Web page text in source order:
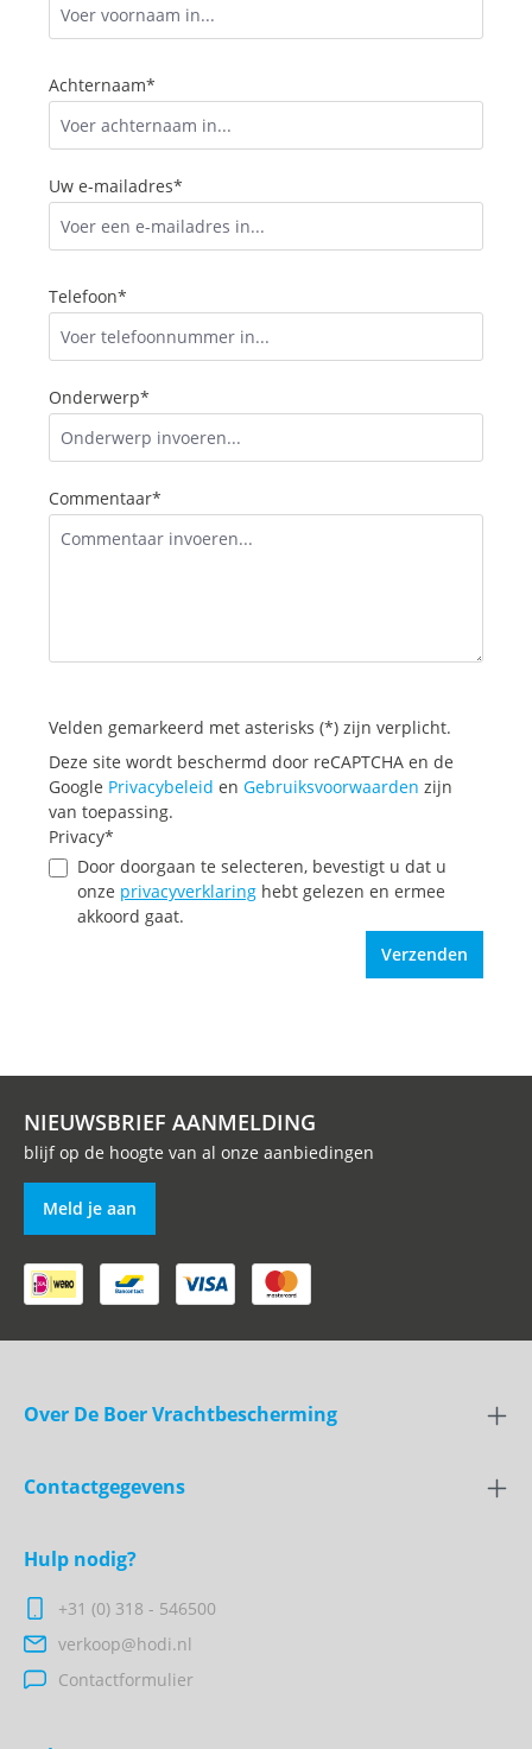
Achternaam*
Uw e-mailadres*
Telefoon*
Onderwerp*
Commentaar*
Velden gemarkeerd met asterisks (*) zijn verplicht.
Deze site wordt beschermd door reCAPTCHA en de
Google Privacybeleid en Gebruiksvoorwaarden zijn
van toepassing.
Privacy*
Door doorgaan te selecteren, bevestigt u dat u
onze privacyverklaring hebt gelezen en ermee
akkoord gaat.
Verzenden
NIEUWSBRIEF AANMELDING
blijf op de hoogte van al onze aanbiedingen
Meld je aan
Over De Boer Vrachtbescherming
Contactgegevens
Hulp nodig?
+31 (0) 318 - 546500
verkoop@hodi.nl
Contactformulier